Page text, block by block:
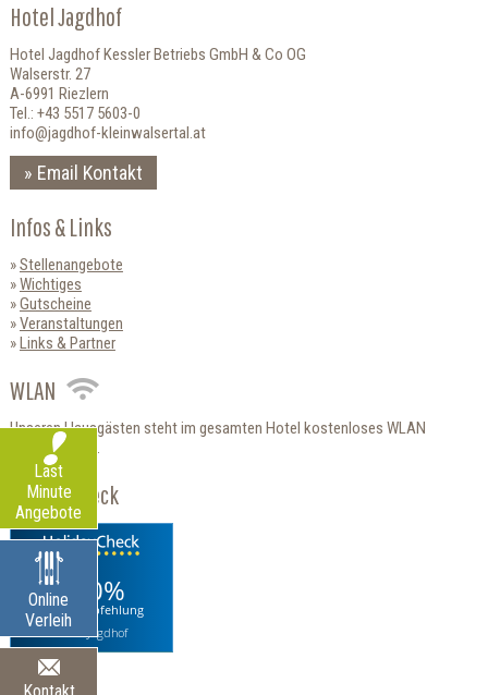
Hotel Jagdhof
Hotel Jagdhof Kessler Betriebs GmbH & Co OG
Walserstr. 27
A-6991 Riezlern
Tel.: +43 5517 5603-0
info@jagdhof-kleinwalsertal.at
Email Kontakt
Infos & Links
Stellenangebote
Wichtiges
Gutscheine
Veranstaltungen
Links & Partner
WLAN
Unseren Hausgästen steht im gesamten Hotel kostenloses WLAN
zur Verfügung.
HolidayCheck
100%
Weiterempfehlung
Hotel Jagdhof
Online
Verleih
Last
Minute
Angebote